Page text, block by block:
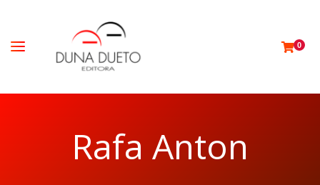
0
Rafa Anton